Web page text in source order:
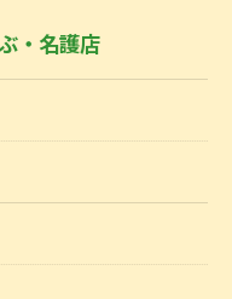
・名護店